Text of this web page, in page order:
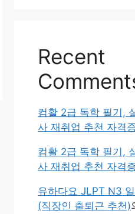
Recent
컴활 2급 독학 필기,
사 재취업 추천 자격
컴활 2급 독학 필기,
사 재취업 추천 자격
유하다요 JLPT N3
(직장인 출퇴근 추천)